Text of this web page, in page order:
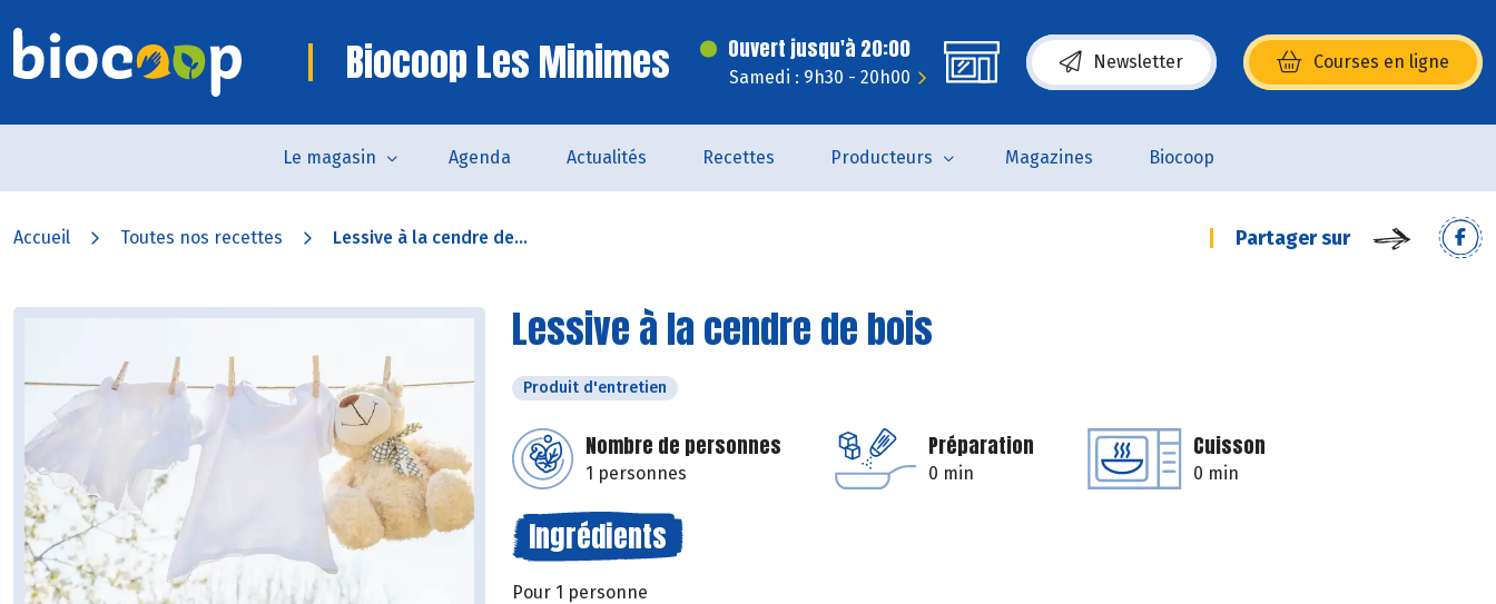
Biocoop Les Minimes Ouvert jusqu'à 20:00
Samedi : 9h30 - 20h00
Newsletter Courses en ligne
(s’ouvre dans une nouvelle fenêtre)
Le magasin Agenda Actualités Recettes Producteurs Magazines Biocoop
Accueil Toutes nos recettes Lessive à la cendre de... Partager sur
Lessive à la cendre de bois
Produit d'entretien
Nombre de personnes
1 personnes
Préparation
0 min
Cuisson
0 min
Ingrédients
Pour 1 personne